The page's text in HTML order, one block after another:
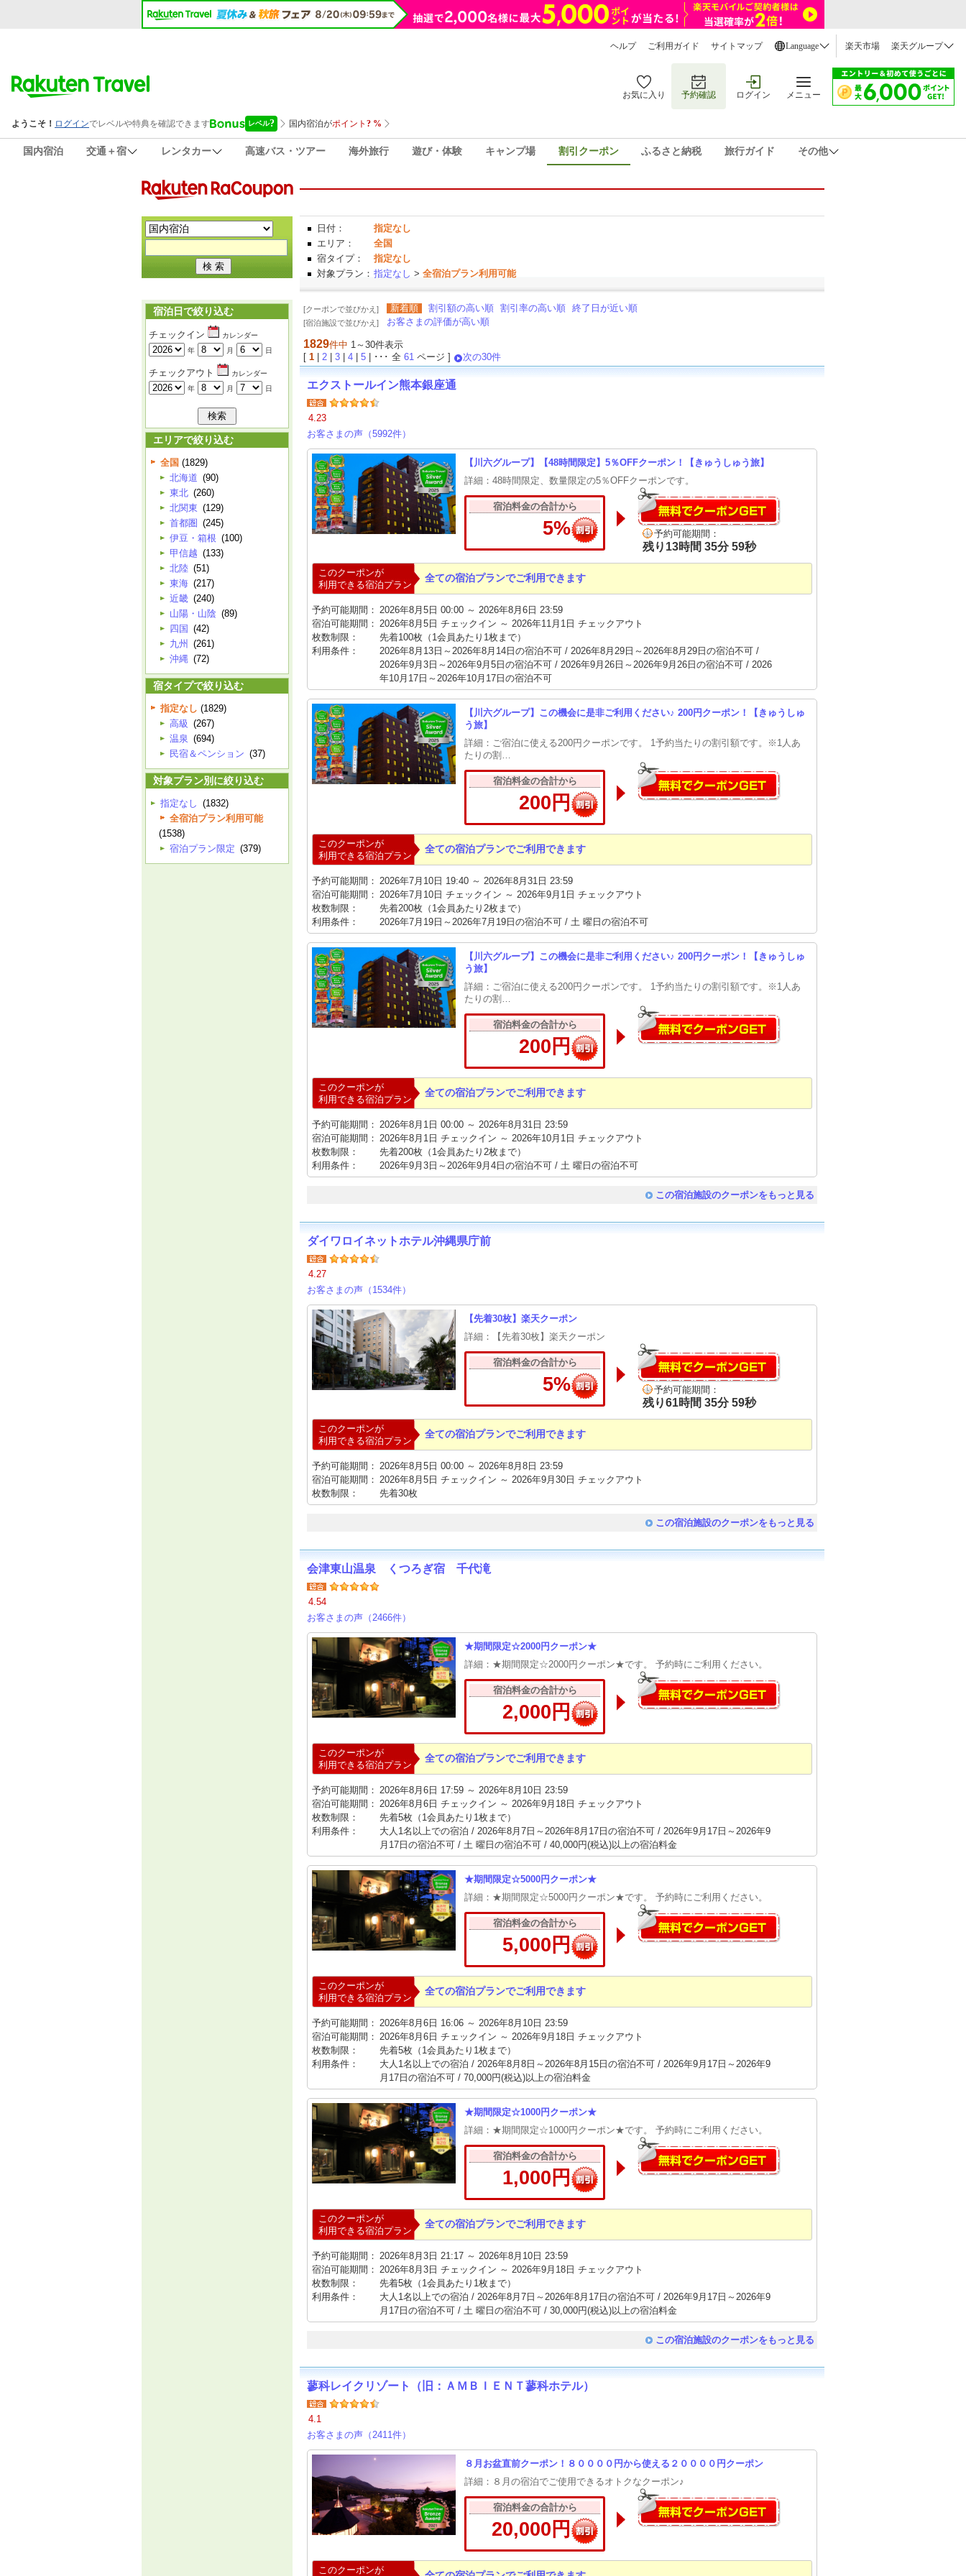
ヘルプ ご利用ガイド サイトマップ Language 楽天市場 楽天グループ
お気に入り 予約確認 ログイン メニュー
国内宿泊 交通＋宿 レンタカー 高速バス・ツアー 海外旅行 遊び・体験 キャンプ場 割引クーポン ふるさと納税 旅行ガイド その他
日付：
指定なし
エリア：
全国
宿タイプ：
指定なし
対象プラン： 指定なし > 全宿泊プラン利用可能
宿泊日で絞り込む
チェックイン
カレンダー
年
月 日
チェックアウト
カレンダー
年
月 日
エリアで絞り込む
全国 (1829)
北海道 (90)
東北 (260)
北関東 (129)
首都圏 (245)
伊豆・箱根 (100)
甲信越 (133)
北陸 (51)
東海 (217)
近畿 (240)
山陽・山陰 (89)
四国 (42)
九州
(261)
沖縄 (72)
宿タイプで絞り込む
指定なし (1829)
高級 (267)
温泉 (694)
民宿＆ペンション (37)
対象プラン別に絞り込む
指定なし (1832)
全宿泊プラン利用可能
(1538)
宿泊プラン限定 (379)
[クーポンで並びかえ] 新着順 割引額の高い順 割引率の高い順 終了日が近い順
[宿泊施設で並びかえ] お客さまの評価が高い順
1829件中 1～30件表示
[ 1 2 3 4 5 | ･･･ 全 61 ページ ] 次の30件
エクストールイン熊本銀座通
4.23
お客さまの声（5992件）
【川六グループ】【48時間限定】5％OFFクーポン！【きゅうしゅう旅】
詳細：48時間限定、数量限定の5％OFFクーポンです。
宿泊料金の合計から
5% 予約可能期間：
残り 13時間 35分 58秒
このクーポンが
利用できる宿泊プラン
全ての宿泊プランでご利用できます
予約可能期間： 2026年8月5日 00:00 ～ 2026年8月6日 23:59
宿泊可能期間： 2026年8月5日 チェックイン ～ 2026年11月1日 チェックアウト
枚数制限：
先着100枚（1会員あたり1枚まで）
利用条件：
2026年8月13日～2026年8月14日の宿泊不可 / 2026年8月29日～2026年8月29日の宿泊不可 /
2026年9月3日～2026年9月5日の宿泊不可 / 2026年9月26日～2026年9月26日の宿泊不可 / 2026
年10月17日～2026年10月17日の宿泊不可
【川六グループ】この機会に是非ご利用ください♪ 200円クーポン！【きゅうしゅ
う旅】
詳細：ご宿泊に使える200円クーポンです。 1予約当たりの割引額です。※1人あ
たりの割…
宿泊料金の合計から
200円
このクーポンが
利用できる宿泊プラン
全ての宿泊プランでご利用できます
予約可能期間： 2026年7月10日 19:40 ～ 2026年8月31日 23:59
宿泊可能期間： 2026年7月10日 チェックイン ～ 2026年9月1日 チェックアウト
枚数制限：
先着200枚（1会員あたり2枚まで）
利用条件：
2026年7月19日～2026年7月19日の宿泊不可 / 土 曜日の宿泊不可
【川六グループ】この機会に是非ご利用ください♪ 200円クーポン！【きゅうしゅ
う旅】
詳細：ご宿泊に使える200円クーポンです。 1予約当たりの割引額です。※1人あ
たりの割…
宿泊料金の合計から
200円
このクーポンが
利用できる宿泊プラン
全ての宿泊プランでご利用できます
予約可能期間： 2026年8月1日 00:00 ～ 2026年8月31日 23:59
宿泊可能期間： 2026年8月1日 チェックイン ～ 2026年10月1日 チェックアウト
枚数制限：
先着200枚（1会員あたり2枚まで）
利用条件：
2026年9月3日～2026年9月4日の宿泊不可 / 土 曜日の宿泊不可
この宿泊施設のクーポンをもっと見る
ダイワロイネットホテル沖縄県庁前
4.27
お客さまの声（1534件）
【先着30枚】楽天クーポン
詳細：【先着30枚】楽天クーポン
宿泊料金の合計から
5% 予約可能期間：
残り61時間 35分 58秒
このクーポンが
利用できる宿泊プラン
全ての宿泊プランでご利用できます
予約可能期間： 2026年8月5日 00:00 ～ 2026年8月8日 23:59
宿泊可能期間： 2026年8月5日 チェックイン ～ 2026年9月30日 チェックアウト
枚数制限：
先着30枚
この宿泊施設のクーポンをもっと見る
会津東山温泉 くつろぎ宿 千代滝
4.54
お客さまの声（2466件）
★期間限定☆2000円クーポン★
詳細：★期間限定☆2000円クーポン★です。 予約時にご利用ください。
宿泊料金の合計から
2,000円
このクーポンが
利用できる宿泊プラン
全ての宿泊プランでご利用できます
予約可能期間： 2026年8月6日 17:59 ～ 2026年8月10日 23:59
宿泊可能期間： 2026年8月6日 チェックイン ～ 2026年9月18日 チェックアウト
枚数制限：
先着5枚（1会員あたり1枚まで）
利用条件：
大人1名以上での宿泊 / 2026年8月7日～2026年8月17日の宿泊不可 / 2026年9月17日～2026年9
月17日の宿泊不可 / 土 曜日の宿泊不可 / 40,000円(税込)以上の宿泊料金
★期間限定☆5000円クーポン★
詳細：★期間限定☆5000円クーポン★です。 予約時にご利用ください。
宿泊料金の合計から
5,000円
このクーポンが
利用できる宿泊プラン
全ての宿泊プランでご利用できます
予約可能期間： 2026年8月6日 16:06 ～ 2026年8月10日 23:59
宿泊可能期間： 2026年8月6日 チェックイン ～ 2026年9月18日 チェックアウト
枚数制限：
先着5枚（1会員あたり1枚まで）
利用条件：
大人1名以上での宿泊 / 2026年8月8日～2026年8月15日の宿泊不可 / 2026年9月17日～2026年9
月17日の宿泊不可 / 70,000円(税込)以上の宿泊料金
★期間限定☆1000円クーポン★
詳細：★期間限定☆1000円クーポン★です。 予約時にご利用ください。
宿泊料金の合計から
1,000円
このクーポンが
利用できる宿泊プラン
全ての宿泊プランでご利用できます
予約可能期間： 2026年8月3日 21:17 ～ 2026年8月10日 23:59
宿泊可能期間： 2026年8月3日 チェックイン ～ 2026年9月18日 チェックアウト
枚数制限：
先着5枚（1会員あたり1枚まで）
利用条件：
大人1名以上での宿泊 / 2026年8月7日～2026年8月17日の宿泊不可 / 2026年9月17日～2026年9
月17日の宿泊不可 / 土 曜日の宿泊不可 / 30,000円(税込)以上の宿泊料金
この宿泊施設のクーポンをもっと見る
蓼科レイクリゾート（旧：ＡＭＢＩＥＮＴ蓼科ホテル）
4.1
お客さまの声（2411件）
８月お盆直前クーポン！８００００円から使える２００００円クーポン
詳細：８月の宿泊でご使用できるオトクなクーポン♪
宿泊料金の合計から
20,000円
このクーポンが